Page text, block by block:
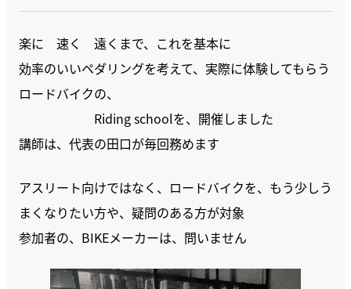
楽に 速く 遠くまで、これを基本に
効率のいいペダリングを考えて、実際に体験してもらう
ロードバイクの、
Riding schoolを、開催しました
講師は、代表の田口が毎回務めます
アスリート向けではなく、ロードバイクを、もう少しう
まくなりたい方や、疑問のある方が対象
参加者の、BIKEメーカーは、問いません